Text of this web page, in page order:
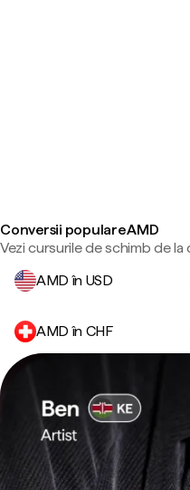
Conversii populare AMD
Vezi cursurile de schimb de
AMD în USD
AMD în CHF